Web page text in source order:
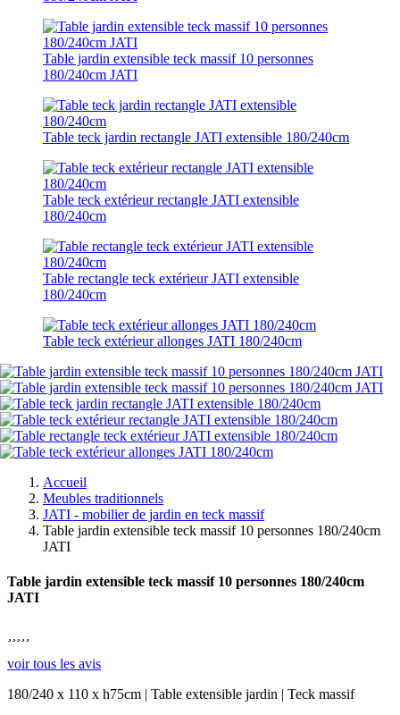
Table jardin extensible teck massif 10 personnes
180/240cm JATI
Table teck jardin rectangle JATI extensible 180/240cm
Table teck extérieur rectangle JATI extensible
180/240cm
Table rectangle teck extérieur JATI extensible
180/240cm
Table teck extérieur allonges JATI 180/240cm
Accueil
Meubles traditionnels
JATI - mobilier de jardin en teck massif
Table jardin extensible teck massif 10 personnes 180/240cm
JATI
Table jardin extensible teck massif 10 personnes 180/240cm
JATI
voir tous les avis
180/240 x 110 x h75cm | Table extensible jardin | Teck massif